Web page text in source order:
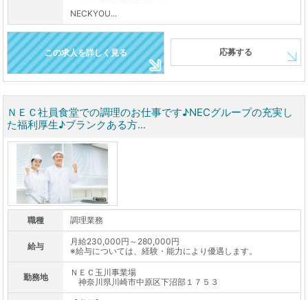
NECKYOU...
この求人を詳しく見る 応募する
ＮＥＣ社員食堂での調理のお仕事です♪NECグループの充実し
た福利厚生♪ブランクある方...
職種 調理業務
給与
月給230,000円～280,000円
※給与については、経験・能力により優遇します。
勤務地
ＮＥＣ玉川事業場
神奈川県川崎市中原区下沼部１７５３